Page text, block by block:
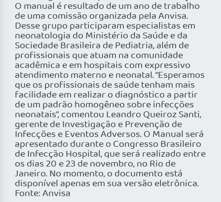
O manual é resultado de um ano de trabalho
de uma comissão organizada pela Anvisa.
Desse grupo participaram especialistas em
neonatologia do Ministério da Saúde e da
Sociedade Brasileira de Pediatria, além de
profissionais que atuam na comunidade
acadêmica e em hospitais com expressivo
atendimento materno e neonatal. “Esperamos
que os profissionais de saúde tenham mais
facilidade em realizar o diagnóstico a partir
de um padrão homogêneo sobre infecções
neonatais”, comentou Leandro Queiroz Santi,
gerente de Investigação e Prevenção de
Infecções e Eventos Adversos. O Manual será
apresentado durante o Congresso Brasileiro
de Infecção Hospital, que será realizado entre
os dias 20 e 23 de novembro, no Rio de
Janeiro. No momento, o documento está
disponível apenas em sua versão eletrônica.
Fonte: Anvisa